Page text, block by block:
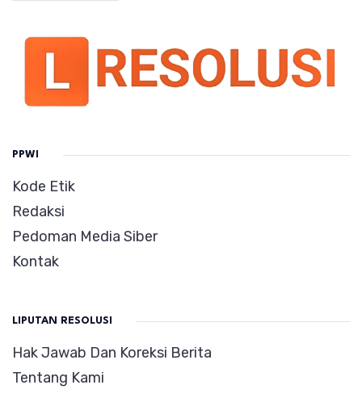
PPWI
Kode Etik
Redaksi
Pedoman Media Siber
Kontak
LIPUTAN RESOLUSI
Hak Jawab Dan Koreksi Berita
Tentang Kami